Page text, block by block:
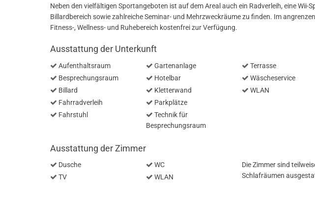
Neben den vielfältigen Sportangeboten ist auf dem Areal auch ein Radverleih, eine Wii-
Billardbereich sowie zahlreiche Seminar- und Mehrzweckräume zu finden. Im
Fitness-, Wellness- und Ruhebereich kostenfrei zur Verfügung.
Ausstattung der Unterkunft
Aufenthaltsraum
Besprechungsraum
Billard
Fahrradverleih
Fahrstuhl
Gartenanlage
Hotelbar
Kletterwand
Parkplätze
Technik für
Besprechungsraum
Terrasse
Wäscheservice
WLAN
Ausstattung der Zimmer
Die Zimmer sind
Schlafräumen
Dusche
TV
WC
WLAN